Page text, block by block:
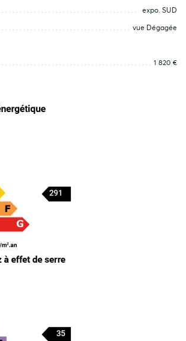
expo. SUD
vue Dégagée
1 820 €